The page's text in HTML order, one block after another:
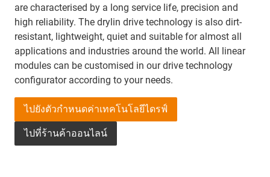
are characterised by a long service life, precision and
high reliability. The drylin drive technology is also dirt-
resistant, lightweight, quiet and suitable for almost all
applications and industries around the world. All linear
modules can be customised in our drive technology
configurator according to your needs.
ไปยังตัวกำหนดค่าเทคโนโลยีไดรฟ์
ไปที่ร้านค้าออนไลน์